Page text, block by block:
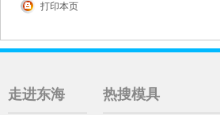
打印本页
走进东海 热搜模具